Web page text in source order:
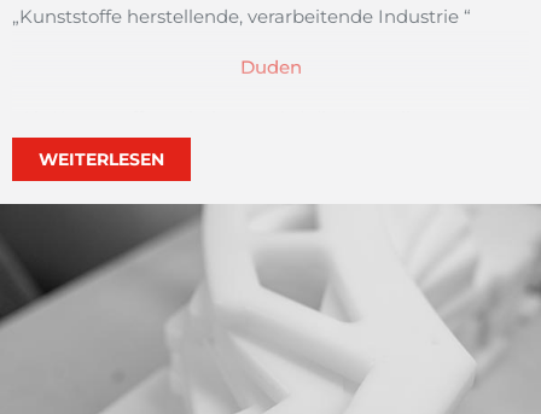
„Kunststoffe herstellende, verarbeitende Industrie “
Duden
von Kunststoffprodukten bezeichnet. Dies geschieht
insbesondere durch die Fertigung
die von der chemischen Industrie meist
als Granulat (Masterbatch), Pulver, Folien
oder Platten geliefert werden.
Die Fertigungsverfahren werden in Deutschland nach
DIN 8580 eingeteilt. Für die Kunststoffverarbeitung sind
insbesondere Urform-, Umform- und Fügeverfahren
(Wikipedia.de)
WEITERLESEN